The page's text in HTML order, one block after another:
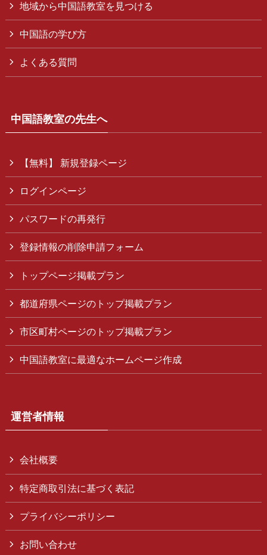
地域から中国語教室を見つける
中国語の学び方
よくある質問
中国語教室の先生へ
【無料】 新規登録ページ
ログインページ
パスワードの再発行
登録情報の削除申請フォーム
トップページ掲載プラン
都道府県ページのトップ掲載プラン
市区町村ページのトップ掲載プラン
中国語教室に最適なホームページ作成
運営者情報
会社概要
特定商取引法に基づく表記
プライバシーポリシー
お問い合わせ